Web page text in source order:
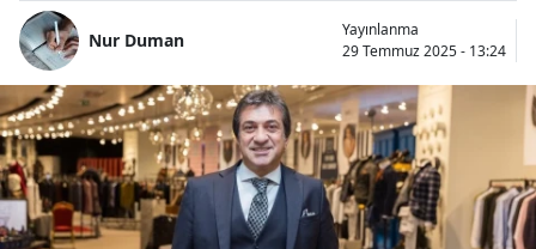
Nur Duman
Yayınlanma
29 Temmuz 2025 - 13:24